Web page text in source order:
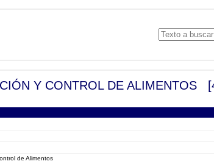
Y CONTROL DE ALIMENTOS
de Alimentos